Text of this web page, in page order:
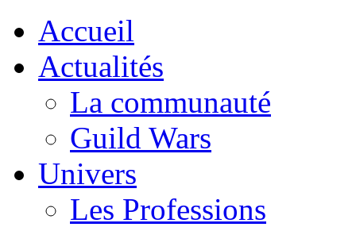
Accueil
Actualités
La communauté
Guild Wars
Univers
Les Professions